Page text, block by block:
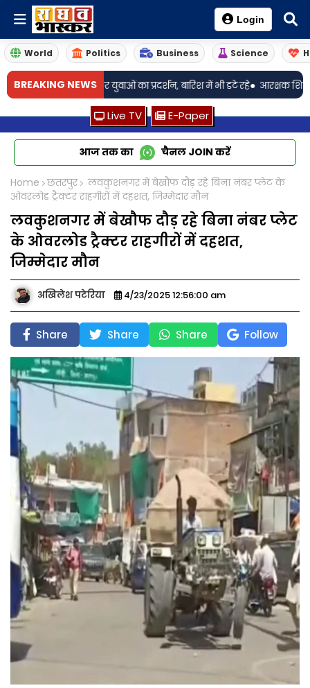
Login
World Politics Business Science
BREAKING NEWS
मांग को लेकर युवाओं का प्रदर्शन, बारिश में भी डटे रहे• आरक्षक शिवम शर्मा का
Live TV E-Paper
आज तक का चैनल JOIN करें
Home छतरपुर
लवकुशनगर में बेखौफ दौड़ रहे बिना नंबर प्लेट के
ओवरलोड ट्रैक्टर राहगीरों में दहशत, जिम्मेदार मौन
लवकुशनगर में बेखौफ दौड़ रहे बिना नंबर प्लेट
के ओवरलोड ट्रैक्टर राहगीरों में दहशत,
जिम्मेदार मौन
अखिलेश पटेरिया 4/23/2025 12:56:00 am
Share Share Share Follow